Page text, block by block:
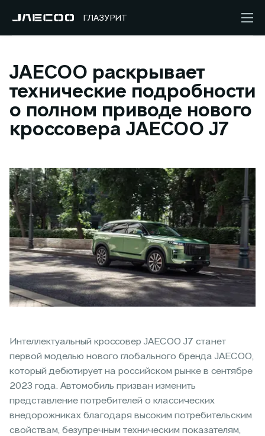
ГЛАЗУРИТ
JAECOO раскрывает
технические подробности
о полном приводе нового
кроссовера JAECOO J7
Интеллектуальный кроссовер JAECOO J7 станет
первой моделью нового глобального бренда JAECOO,
который дебютирует на российском рынке в сентябре
2023 года. Автомобиль призван изменить
представление потребителей о классических
внедорожниках благодаря высоким потребительским
свойствам, безупречным техническим показателям,